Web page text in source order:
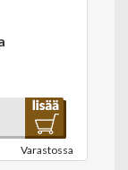
Varastossa